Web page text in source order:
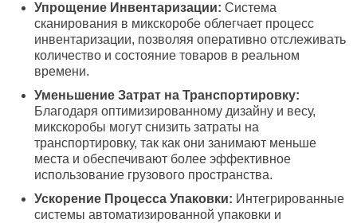
Упрощение Инвентаризации: Система
сканирования в микскоробе облегчает процесс
инвентаризации, позволяя оперативно отслеживать
количество и состояние товаров в реальном
времени.
Уменьшение Затрат на Транспортировку:
Благодаря оптимизированному дизайну и весу,
микскоробы могут снизить затраты на
транспортировку, так как они занимают меньше
места и обеспечивают более эффективное
использование грузового пространства.
Ускорение Процесса Упаковки: Интегрированные
системы автоматизированной упаковки и